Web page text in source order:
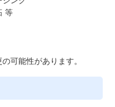
等
可能性があります。